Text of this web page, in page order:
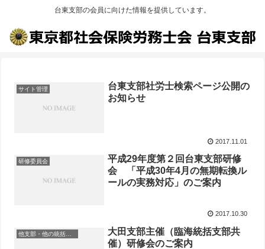
台東支部の会員に向けた情報を提供しています。
サイト管理
台東支部社労士検索ページ公開の
お知らせ
2017.11.01
研修委員会
平成29年度第２回台東支部研修
会 「平成30年4月の無期転換ル
ールの実務対応」のご案内
2017.10.30
他支部・他の統括支部
大田支部主催（臨海統括支部共
催）研修会のご案内